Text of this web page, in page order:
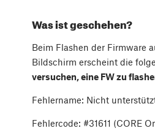
Was ist geschehen?
Beim Flashen der Firmware
Bildschirm erscheint die
versuchen, eine FW zu
Fehlername: Nicht
Fehlercode: #31611 (CORE